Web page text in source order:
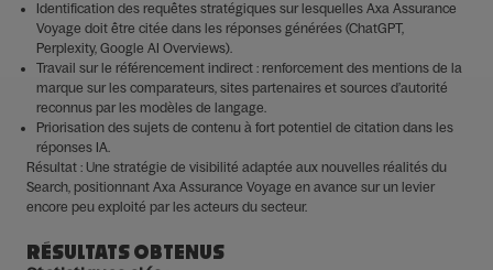
Identification des requêtes stratégiques sur lesquelles Axa Assurance
Voyage doit être citée dans les réponses générées (ChatGPT,
Perplexity, Google AI Overviews).
Travail sur le référencement indirect : renforcement des mentions de la
marque sur les comparateurs, sites partenaires et sources d’autorité
reconnus par les modèles de langage.
Priorisation des sujets de contenu à fort potentiel de citation dans les
réponses IA.
Résultat : Une stratégie de visibilité adaptée aux nouvelles réalités du
Search, positionnant Axa Assurance Voyage en avance sur un levier
encore peu exploité par les acteurs du secteur.
RÉSULTATS OBTENUS